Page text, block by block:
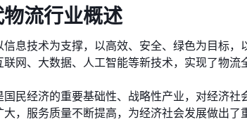
流行业概述
息技术为支撑，以高效、安全、绿色为目标
网、大数据、人工智能等新技术，实现了物流
民经济的重要基础性、战略性产业，对经济
，服务质量不断提高，为经济社会发展做出了